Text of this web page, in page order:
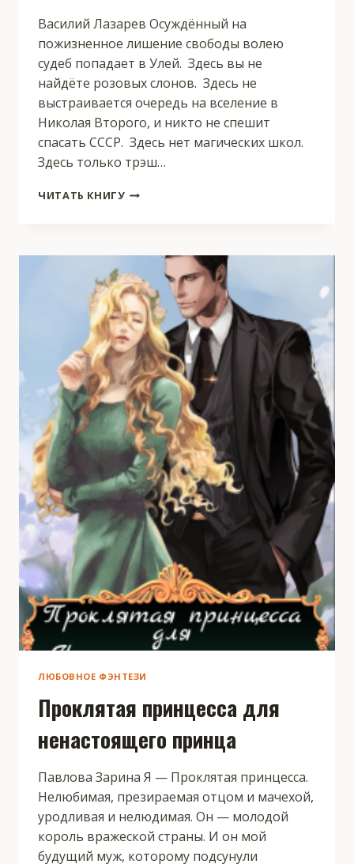
Василий Лазарев Осуждённый на
пожизненное лишение свободы волею
судеб попадает в Улей. Здесь вы не
найдёте розовых слонов. Здесь не
выстраивается очередь на вселение в
Николая Второго, и никто не спешит
спасать СССР. Здесь нет магических школ.
Здесь только трэш…
ЧИТАТЬ КНИГУГРОМ
K-
S)
ЛЮБОВНОЕ ФЭНТЕЗИ
Проклятая принцесса для
ненастоящего принца
Павлова Зарина Я — Проклятая принцесса.
Нелюбимая, презираемая отцом и мачехой,
уродливая и нелюдимая. Он — молодой
король вражеской страны. И он мой
будущий муж, которому подсунули